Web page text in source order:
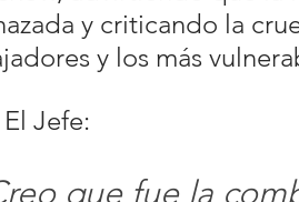
y criticando la
y los más
Jefe:
que fue la